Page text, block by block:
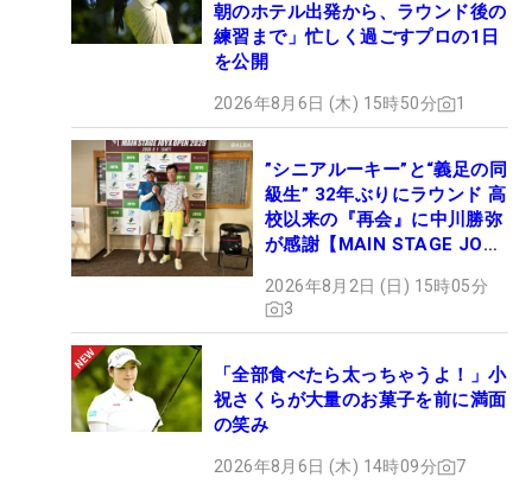
朝のホテル出発から、ラウンド後の
練習まで」忙しく過ごすプロの1日
を公開
2026年8月6日 (木) 15時50分 1
”シニアルーキー”と“義足の同
級生” 32年ぶりにラウンド 高
校以来の『再会』に中川勝弥
が感謝【MAIN STAGE JOYX
2026年8月2日 (日) 15時05分
3
「全部食べたら太っちゃうよ！」小
祝さくらが大量のお菓子を前に満面
の笑み
2026年8月6日 (木) 14時09分 7